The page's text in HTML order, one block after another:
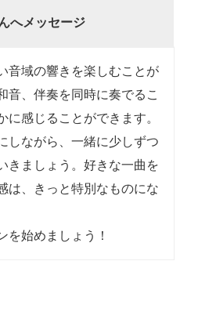
へメッセージ
音域の響きを楽しむことが
音、伴奏を同時に奏でるこ
に感じることができます。
しながら、一緒に少しずつ
きましょう。好きな一曲を
は、きっと特別なものにな
を始めましょう！